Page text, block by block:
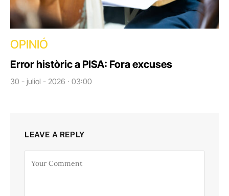
OPINIÓ
Error històric a PISA: Fora excuses
30 - juliol - 2026 · 03:00
LEAVE A REPLY